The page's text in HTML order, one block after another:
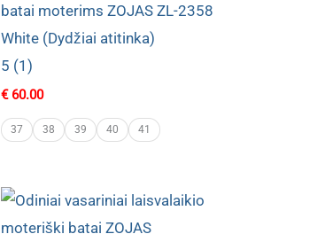
batai moterims ZOJAS ZL-2358
White (Dydžiai atitinka)
5 (1)
€60.00
37 38 39 40 41